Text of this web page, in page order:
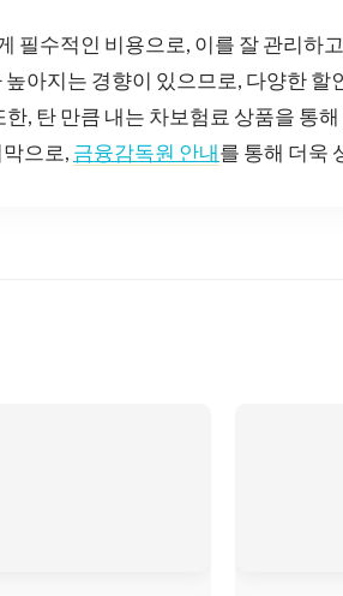
필수적인 비용으로, 이를 잘 관리하
아지는 경향이 있으므로, 다양한 할
, 탄 만큼 내는 차보험료 상품을 통
으로, 금융감독원 안내를 통해 더욱